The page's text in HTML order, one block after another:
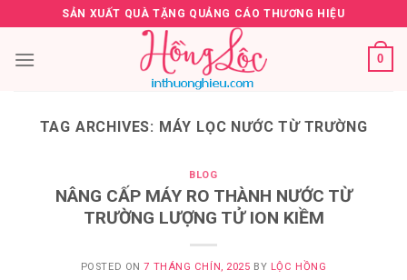
to
content
SẢN XUẤT QUÀ TẶNG QUẢNG CÁO THƯƠNG HIỆU
0
TAG ARCHIVES: MÁY LỌC NƯỚC TỪ TRƯỜNG
BLOG
NÂNG CẤP MÁY RO THÀNH NƯỚC TỪ
TRƯỜNG LƯỢNG TỬ ION KIỀM
POSTED ON7 THÁNG CHÍN, 2025 BY LỘC HỒNG